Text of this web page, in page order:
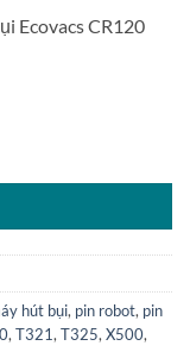
Ecovacs CR120
hút bụi, pin robot, pin
,T321,T325,X500,